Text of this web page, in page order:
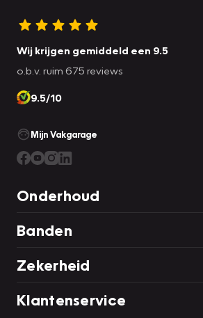
Wij krijgen gemiddeld een 9.5
o.b.v. ruim 675 reviews
9.5/10
Mijn Vakgarage
Onderhoud
Banden
Zekerheid
Klantenservice